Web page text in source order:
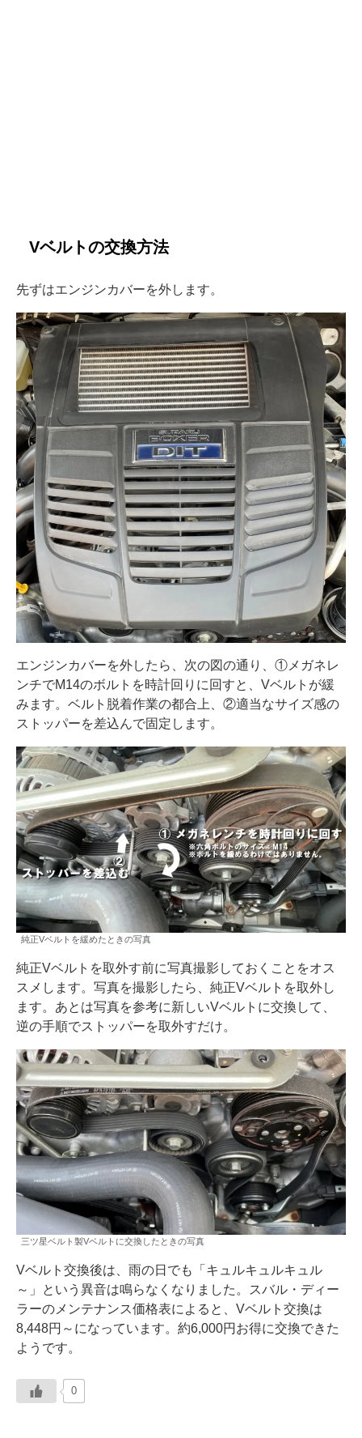
Vベルトの交換方法
先ずはエンジンカバーを外します。
エンジンカバーを外したら、次の図の通り、①メガネレ
ンチでM14のボルトを時計回りに回すと、Vベルトが緩
みます。ベルト脱着作業の都合上、②適当なサイズ感の
ストッパーを差込んで固定します。
純正Vベルトを緩めたときの写真
純正Vベルトを取外す前に写真撮影しておくことをオス
スメします。写真を撮影したら、純正Vベルトを取外し
ます。あとは写真を参考に新しいVベルトに交換して、
逆の手順でストッパーを取外すだけ。
三ツ星ベルト製Vベルトに交換したときの写真
Vベルト交換後は、雨の日でも「キュルキュルキュル
～」という異音は鳴らなくなりました。スバル・ディー
ラーのメンテナンス価格表によると、Vベルト交換は
8,448円～になっています。約6,000円お得に交換できた
ようです。
0